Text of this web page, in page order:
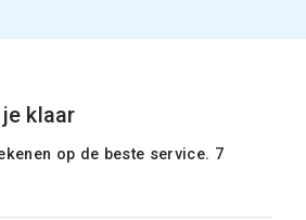
klaar
op de beste service. 7